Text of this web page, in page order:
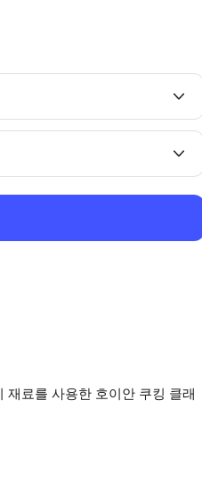
료를 사용한 호이안 쿠킹 클래